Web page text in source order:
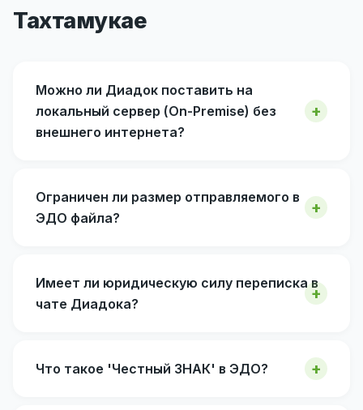
Тахтамукае
Можно ли Диадок поставить на
локальный сервер (On-Premise) без
внешнего интернета?
Ограничен ли размер отправляемого в
ЭДО файла?
Имеет ли юридическую силу переписка в
чате Диадока?
Что такое 'Честный ЗНАК' в ЭДО?